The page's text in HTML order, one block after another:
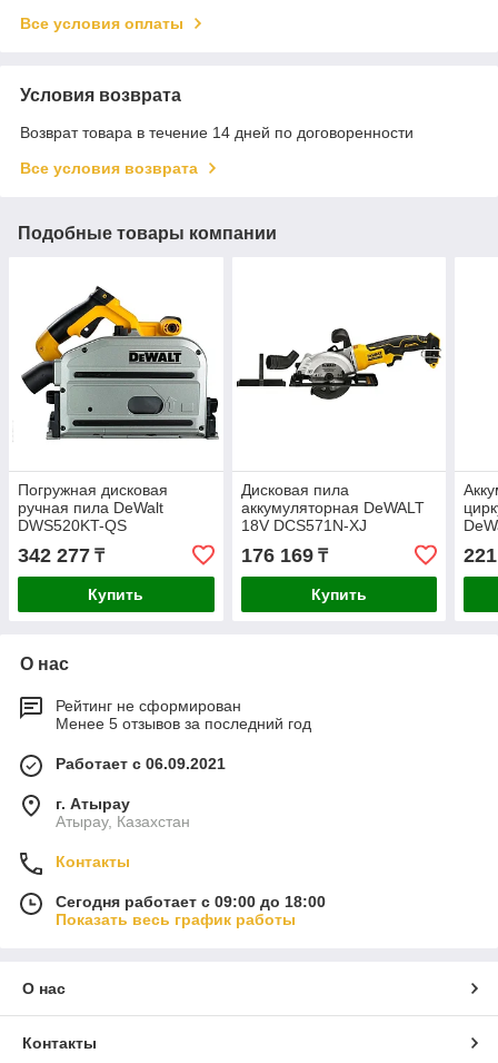
Все условия оплаты
Условия возврата
Возврат товара в течение 14 дней по договоренности
Все условия возврата
Подобные товары компании
Погружная дисковая
ручная пила DeWalt
DWS520KT-QS
342 277 ₸
Купить
Дисковая пила
аккумуляторная DeWALT
18V DCS571N-XJ
176 169₸
Купить
О нас
Рейтинг не сформирован
Менее 5 отзывов за последний год
Работает с 06.09.2021
г. Атырау
Атырау, Казахстан
Контакты
Сегодня работает с 09:00 до 18:00
Показать весь график работы
О нас
Контакты